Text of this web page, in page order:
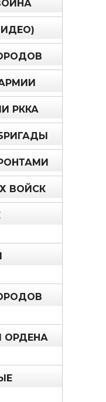
РККА
ВОЙСК
ОРДЕНА